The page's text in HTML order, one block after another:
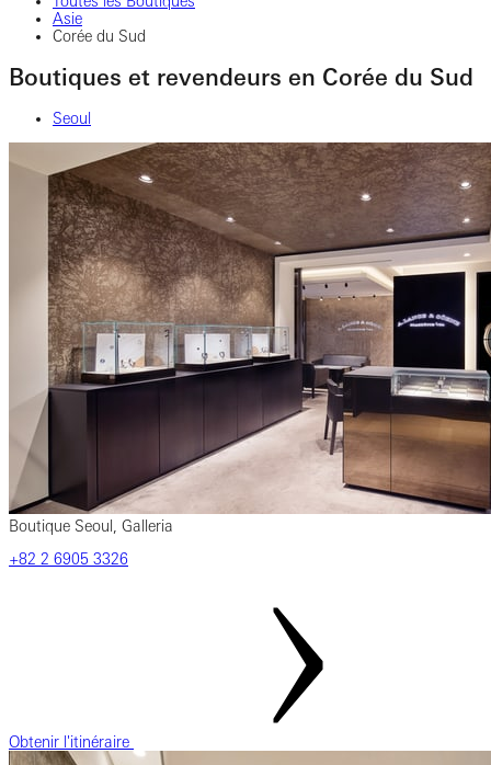
Asie
Corée du Sud
Boutiques et revendeurs en Corée du Sud
Seoul
Boutique Seoul, Galleria
‎+82‎ 2‎ 6905‎ 3326
Obtenir l'itinéraire